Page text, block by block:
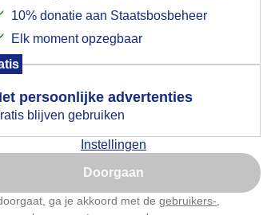
10% donatie aan Staatsbosbeheer
Elk moment opzegbaar
persoonlijke advertenties
blijven gebruiken
Instellingen
Doorgaan
ga je akkoord met de gebruikers-
een mooie zonnige dag
- van Geldorp
je hier nog geen akkoord op hebt
verschijnt er zo een pop-up uit
je browser waarin deze toestemming
gevraagd wordt.
Is goed, toon de popup
Nu niet, misschien later